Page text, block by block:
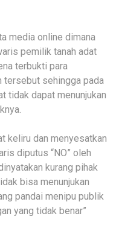
media online dimana
pemilik tanah adat
terbukti para
tersebut sehingga pada
tidak dapat menunjukan
keliru dan menyesatkan
diputus “NO” oleh
kurang pihak
bisa menunjukan
pandai menipu publik
yang tidak benar”